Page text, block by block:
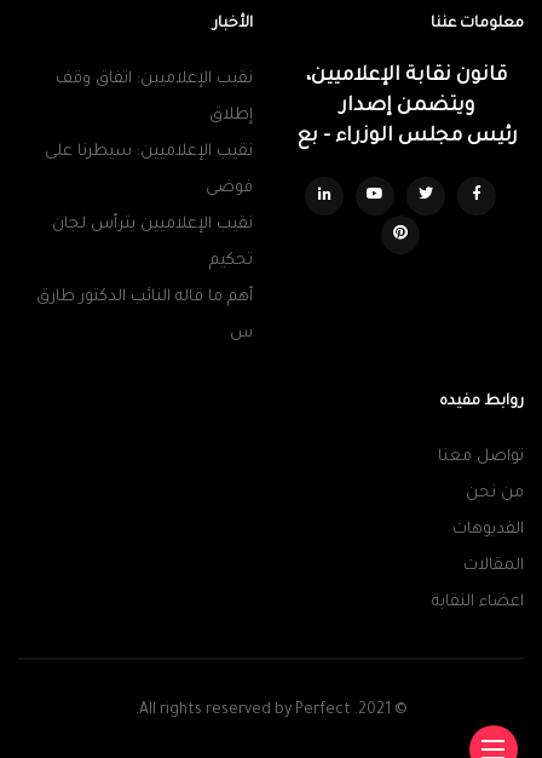
معلومات عننا
قانون نقابة الإعلاميين،
ويتضمن إصدار
رئيس مجلس الوزراء - بع
الأخبار
نقيب الإعلاميين: اتفاق وقف
إطلاق
نقيب الإعلاميين: سيطرنا على
فوضى
نقيب الإعلاميين يترأس لجان
تحكيم
أهم ما قاله النائب الدكتور طارق
س
روابط مفيده
تواصل معنا
من نحن
الفديوهات
المقالات
اعضاء النقابة
© 2021. All rights reserved by Perfect.